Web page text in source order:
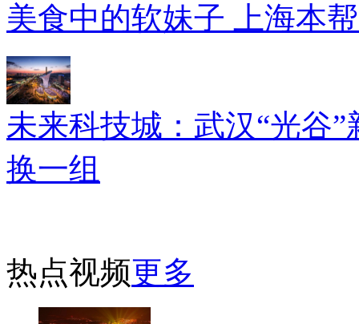
美食中的软妹子 上海本
未来科技城：武汉“光谷”
换一组
热点视频更多